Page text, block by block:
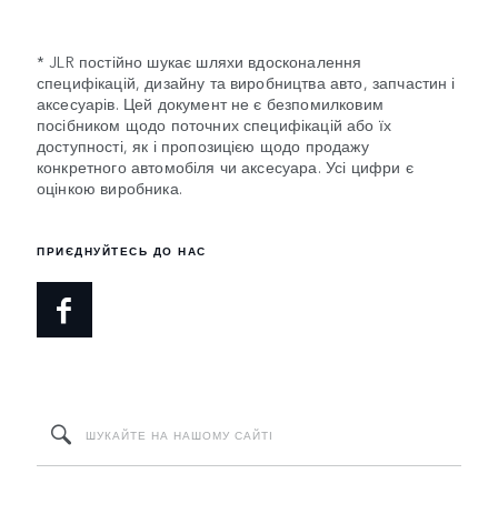
* JLR постійно шукає шляхи вдосконалення
специфікацій, дизайну та виробництва авто, запчастин і
аксесуарів. Цей документ не є безпомилковим
посібником щодо поточних специфікацій або їх
доступності, як і пропозицією щодо продажу
конкретного автомобіля чи аксесуара. Усі цифри є
оцінкою виробника.
ПРИЄДНУЙТЕСЬ ДО НАС